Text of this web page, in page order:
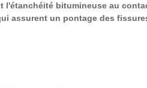
bitumineuse au
assurent un pontage des